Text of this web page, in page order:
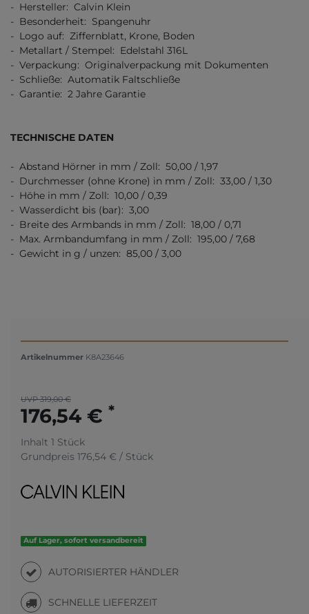
- Hersteller: Calvin Klein
- Besonderheit: Spangenuhr
- Logo auf: Ziffernblatt, Krone, Boden
- Metallart / Stempel: Edelstahl 316L
- Verpackung: Originalverpackung mit Dokumenten
- Schließe: Automatik Faltschließe
- Garantie: 2 Jahre Garantie
TECHNISCHE DATEN
- Abstand Hörner in mm / Zoll: 50,00 / 1,97
- Durchmesser (ohne Krone) in mm / Zoll: 33,00 / 1,30
- Höhe in mm / Zoll: 10,00 / 0,39
- Wasserdicht bis (bar): 3,00
- Breite des Armbands in mm / Zoll: 18,00 / 0,71
- Max. Armbandumfang in mm / Zoll: 195,00 / 7,68
- Gewicht in g / unzen: 85,00 / 3,00
Artikelnummer K8A23646
UVP 319,00 €
176,54 € *
Inhalt 1 Stück
Grundpreis 176,54 € / Stück
Auf Lager, sofort versandbereit
AUTORISIERTER HÄNDLER
SCHNELLE LIEFERZEIT